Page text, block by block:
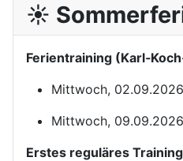
☀️
Ferientraining
Mittwoch,
Mittwoch,
Erstes reguläres